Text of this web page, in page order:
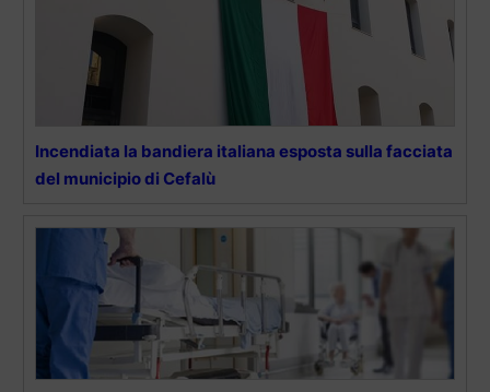
Incendiata la bandiera italiana esposta sulla facciata
del municipio di Cefalù